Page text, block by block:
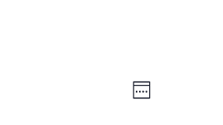
दृश्यकार्यक्रम
हप्ता